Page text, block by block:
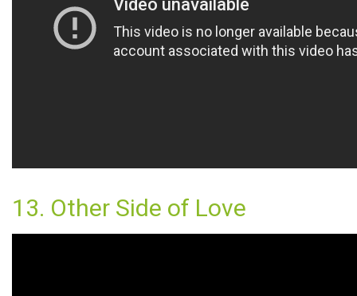
13. Other Side of Love